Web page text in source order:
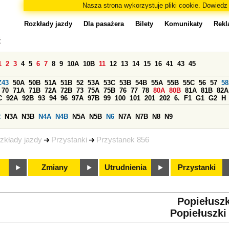
Nasza strona wykorzystuje pliki cookie.
jazdy Przystanki Przystanek 856
Rozkłady jazdy Dla pasażera Bilety Komunikaty
2 3 4 5 6 7 8 9 10A 10B 11 12 13 14 15 16 41 43 45
50A 50B 51A 51B 52 53A 53C 53B 54B 55A 55B 55C 56 57
70 71A 71B 72A 72B 73 75A 75B 76 77 78 80A 80B 81A 81B 82A
92A 92B 93 94 96 97A 97B 99 100 101 201 202 6. F1 G1 G2 H
N3A N3B N4A N4B N5A N5B N6 N7A N7B N8 N9
Zmiany Utrudnienia Przystanki
Popiełuszki